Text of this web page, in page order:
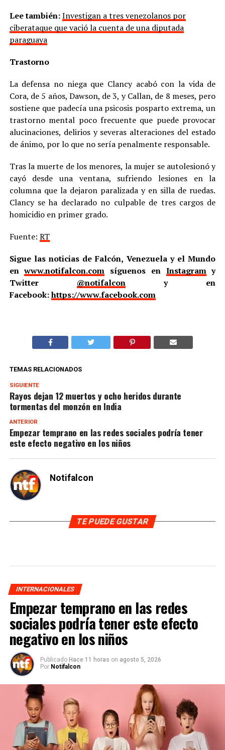
Lee también:Investigan a tres venezolanos por
ciberataque que vació la cuenta de una diputada
paraguaya
Trastorno
La defensa no niega que Clancy acabó con la vida de
Cora, de 5 años, Dawson, de 3, y Callan, de 8 meses, pero
sostiene que padecía una psicosis posparto extrema, un
trastorno mental poco frecuente que puede provocar
alucinaciones, delirios y severas alteraciones del estado
de ánimo, por lo que no sería penalmente responsable.
Tras la muerte de los menores, la mujer se autolesionó y
cayó desde una ventana, sufriendo lesiones en la
columna que la dejaron paralizada y en silla de ruedas.
Clancy se ha declarado no culpable de tres cargos de
homicidio en primer grado.
Fuente: RT
Sigue las noticias de Falcón, Venezuela y el Mundo
enwww.notifalcon.com síguenos en Instagramy
Twitter @notifalcony en
Facebook:https://www.facebook.com
TEMAS RELACIONADOS
SIGUIENTE
Rayos dejan 12 muertos y ocho heridos durante
tormentas del monzón en India
ANTERIOR
Empezar temprano en las redes sociales podría tener
este efecto negativo en los niños
Notifalcon
TE PUEDE GUSTAR
INTERNACIONALES
Empezar temprano en las redes
sociales podría tener este efecto
negativo en los niños
Publicado Hace 11 horas on agosto 5, 2026
Por Notifalcon